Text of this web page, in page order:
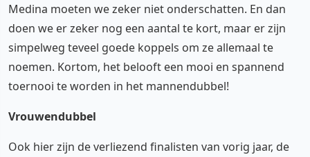
Medina moeten we zeker niet onderschatten. En dan
doen we er zeker nog een aantal te kort, maar er zijn
simpelweg teveel goede koppels om ze allemaal te
noemen. Kortom, het belooft een mooi en spannend
toernooi te worden in het mannendubbel!
Vrouwendubbel
Ook hier zijn de verliezend finalisten van vorig jaar, de